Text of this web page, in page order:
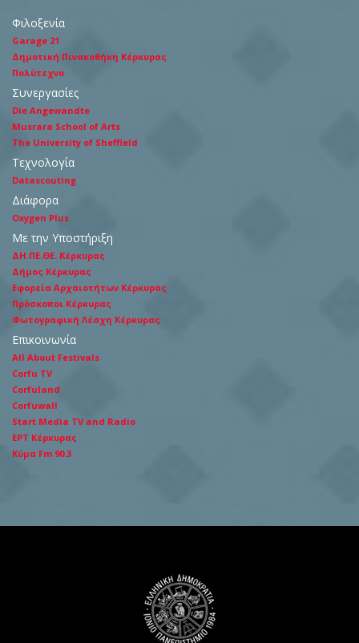
Φιλοξενία
Garage 21
Δημοτική Πινακοθήκη Κέρκυρας
Πολύτεχνο
Συνεργασίες
Die Angewandte
Musrara School of Arts
The University of Sheffield
Τεχνολογία
Datascouting
Διάφορα
Oxygen Plus
Με την Υποστήριξη
ΔΗ.ΠΕ.ΘΕ. Κέρκυρας
Δήμος Κέρκυρας
Εφορεία Αρχαιοτήτων Κέρκυρας
Πρόσκοποι Κέρκυρας
Φωτογραφική Λέσχη Κέρκυρας
Επικοινωνία
All About Festivals
Corfu TV
Corfuland
Corfuwall
Start Media TV and Radio
ΕΡΤ Κέρκυρας
Κύμα Fm 90.3